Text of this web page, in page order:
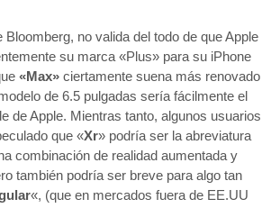
Bloomberg, no valida del todo de que Apple
su marca «Plus» para su iPhone
«Max» ciertamente suena más renovado
de 6.5 pulgadas sería fácilmente el
de Apple. Mientras tanto, algunos usuarios
que «Xr» podría ser la abreviatura
combinación de realidad aumentada y
también podría ser breve para algo tan
«, (que en mercados fuera de EE.UU